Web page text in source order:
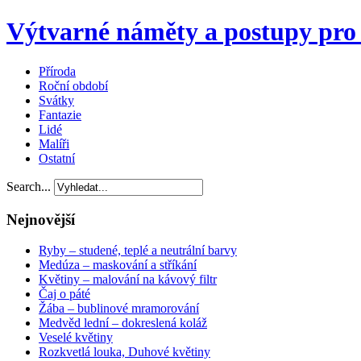
Výtvarné náměty a postupy
Příroda
Roční období
Svátky
Fantazie
Lidé
Malíři
Ostatní
Search...
Nejnovější
Ryby – studené, teplé a neutrální barvy
Medúza – maskování a stříkání
Květiny – malování na kávový filtr
Čaj o páté
Žába – bublinové mramorování
Medvěd lední – dokreslená koláž
Veselé květiny
Rozkvetlá louka, Duhové květiny